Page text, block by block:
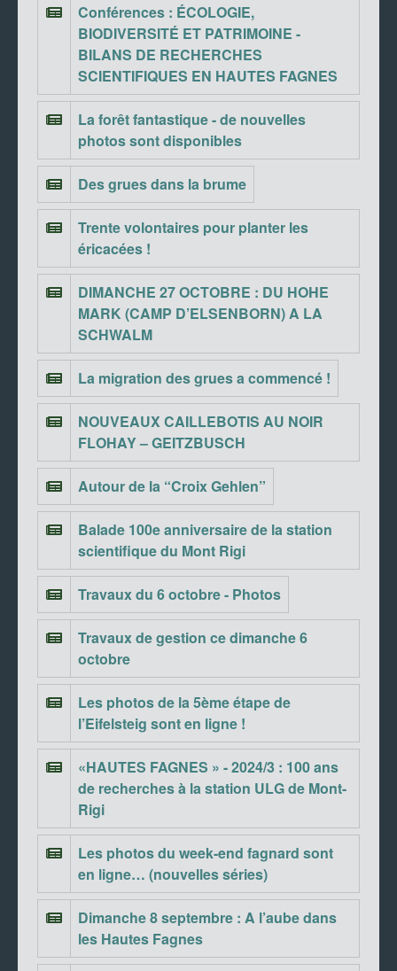
Conférences : ÉCOLOGIE,
BIODIVERSITÉ ET PATRIMOINE -
BILANS DE RECHERCHES
SCIENTIFIQUES EN HAUTES FAGNES
La forêt fantastique - de nouvelles
photos sont disponibles
Des grues dans la brume
Trente volontaires pour planter les
éricacées !
DIMANCHE 27 OCTOBRE : DU HOHE
MARK (CAMP D’ELSENBORN) A LA
SCHWALM
La migration des grues a commencé !
NOUVEAUX CAILLEBOTIS AU NOIR
FLOHAY – GEITZBUSCH
Autour de la “Croix Gehlen”
Balade 100e anniversaire de la station
scientifique du Mont Rigi
Travaux du 6 octobre - Photos
Travaux de gestion ce dimanche 6
octobre
Les photos de la 5ème étape de
l’Eifelsteig sont en ligne !
«HAUTES FAGNES » - 2024/3 : 100 ans
de recherches à la station ULG de Mont-
Rigi
Les photos du week-end fagnard sont
en ligne… (nouvelles séries)
Dimanche 8 septembre : A l’aube dans
les Hautes Fagnes